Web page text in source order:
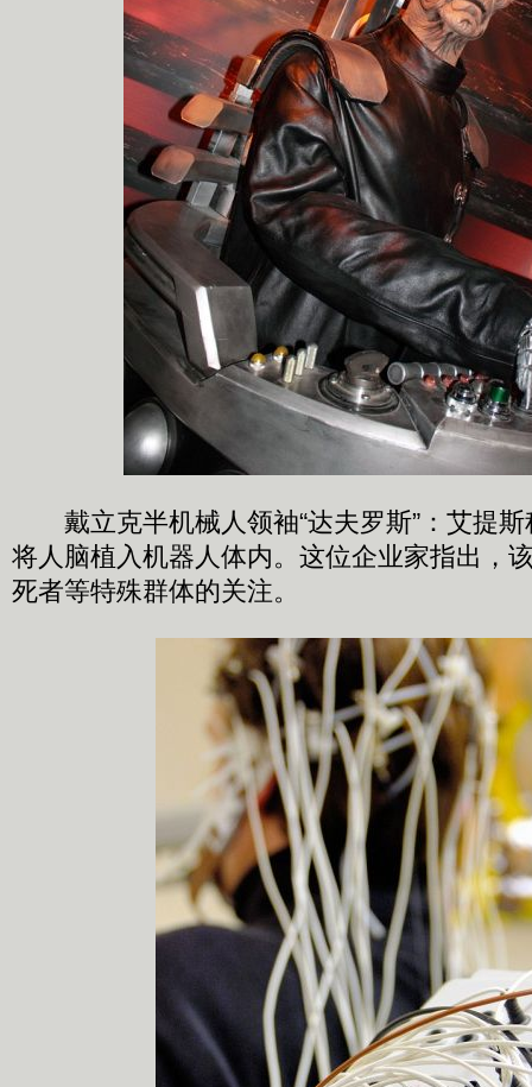
戴立克半机械人领袖“达夫罗斯”：艾提斯
将人脑植入机器人体内。这位企业家指出，
死者等特殊群体的关注。